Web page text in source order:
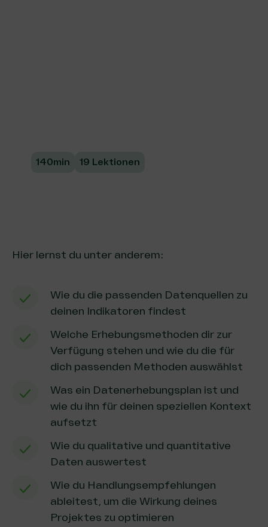
140min 19 Lektionen
Hier lernst du unter anderem:
Wie du die passenden Datenquellen zu
deinen Indikatoren findest
Welche Erhebungsmethoden dir zur
Verfügung stehen und wie du die für
dich passenden Methoden auswählst
Was ein Datenerhebungsplan ist und
wie du ihn für deinen speziellen Kontext
aufsetzt
Wie du qualitative und quantitative
Daten auswertest
Wie du Handlungsempfehlungen
ableitest, um die Wirkung deines
Projektes zu optimieren